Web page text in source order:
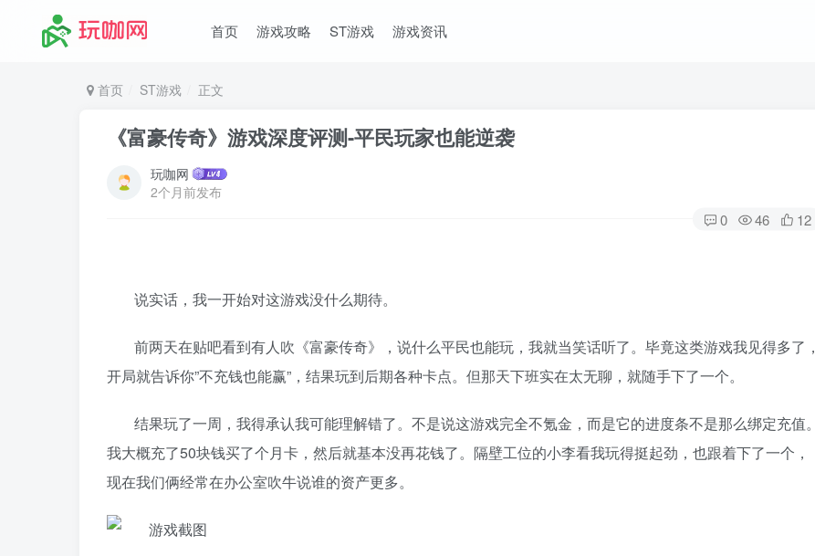
首页 游戏攻略 ST游戏 游戏资讯
首页 ST游戏 正文
《富豪传奇》游戏深度评测-平民玩家也能逆袭
玩咖网
2个月前发布
0 46 12
说实话，我一开始对这游戏没什么期待。
前两天在贴吧看到有人吹《富豪传奇》，说什么平民也能玩，我就当笑话听了。毕竟这类游戏我见得多了，
开局就告诉你”不充钱也能赢”，结果玩到后期各种卡点。但那天下班实在太无聊，就随手下了一个。
结果玩了一周，我得承认我可能理解错了。不是说这游戏完全不氪金，而是它的进度条不是那么绑定充值。
我大概充了50块钱买了个月卡，然后就基本没再花钱了。隔壁工位的小李看我玩得挺起劲，也跟着下了一个，
现在我们俩经常在办公室吹牛说谁的资产更多。